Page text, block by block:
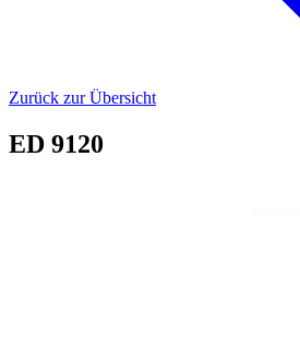
Zurück zur Übersicht
ED 9120